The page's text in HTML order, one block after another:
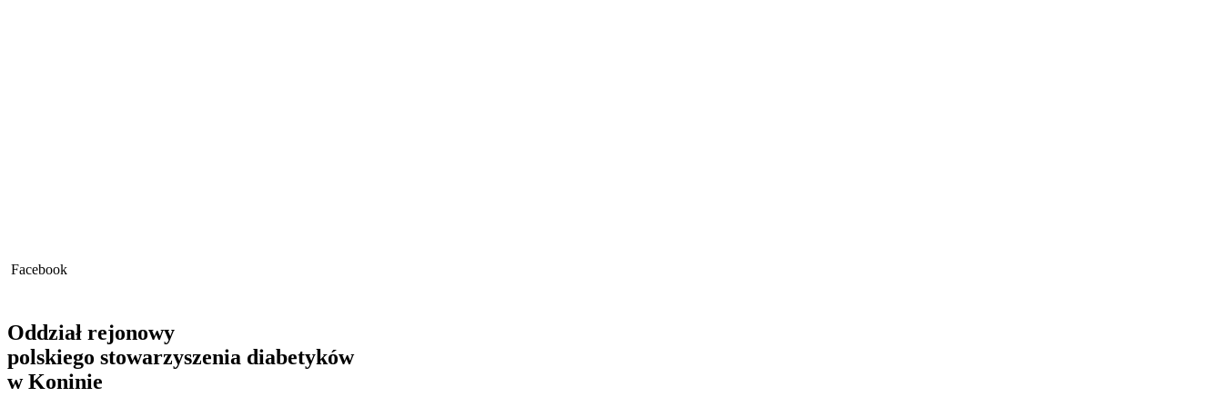
Facebook
Oddział rejonowy
polskiego stowarzyszenia diabetyków
w Koninie